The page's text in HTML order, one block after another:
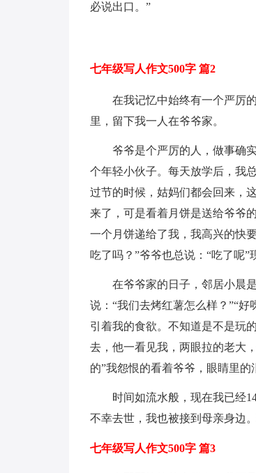
必说出口。”
七年级写人作文500字 篇2
在我记忆中始终有一个严厉
里，留下我一人在爷爷家。
爷爷是个严厉的人，做事确
个年轻小伙子。每天放学后，我
过节的时候，姑妈们都会回来，
来了，可是看着月饼是送给爷爷
一个月饼递给了我，我高兴的快
吃了吗？”爷爷也总说：“吃了呢”
在爷爷家的日子，邻居小晨
说：“我们去烤红薯怎么样？”“
引着我的食欲。不知道是不是玩
去，他一看见我，两眼拉的老大
的”我怨恨的看着爷爷，眼睛里的
时间如流水般，现在我已经
不幸去世，我也被接到母亲身边
七年级写人作文500字 篇3